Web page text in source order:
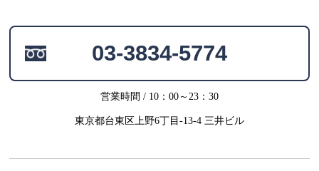
03-3834-5774
営業時間 / 10：00～23：30
東京都台東区上野6丁目-13-4 三井ビル